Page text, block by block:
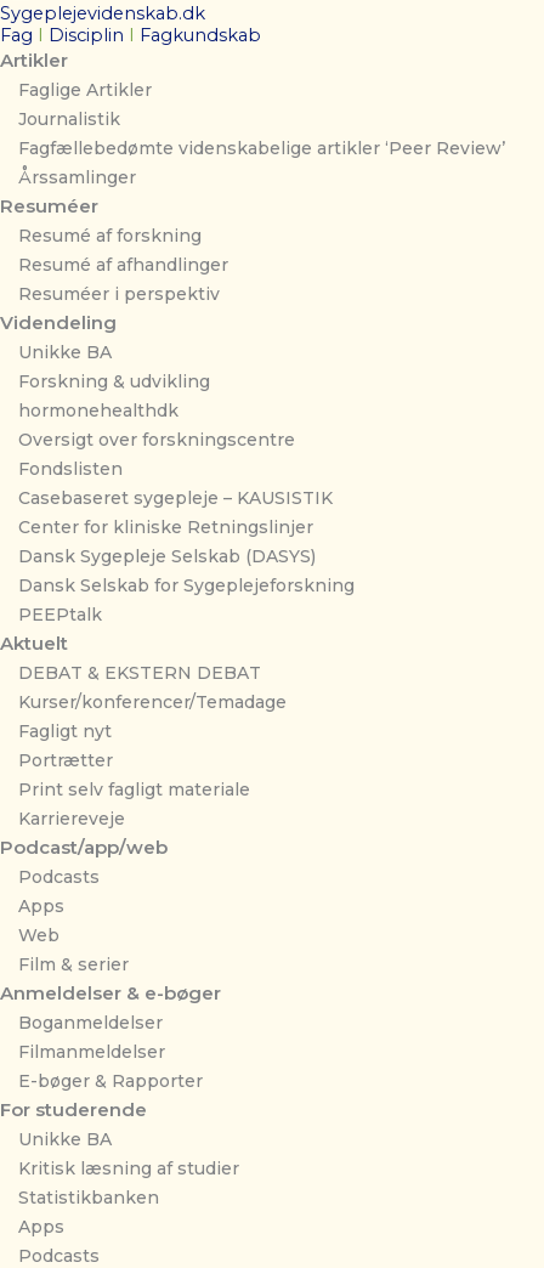
Sygeplejevidenskab.dk
Fag I Disciplin I Fagkundskab
Artikler
Faglige Artikler
Journalistik
Fagfællebedømte videnskabelige artikler ‘Peer Review’
Årssamlinger
Resuméer
Resumé af forskning
Resumé af afhandlinger
Resuméer i perspektiv
Videndeling
Unikke BA
Forskning & udvikling
hormonehealthdk
Oversigt over forskningscentre
Fondslisten
Casebaseret sygepleje – KAUSISTIK
Center for kliniske Retningslinjer
Dansk Sygepleje Selskab (DASYS)
Dansk Selskab for Sygeplejeforskning
PEEPtalk
Aktuelt
DEBAT & EKSTERN DEBAT
Kurser/konferencer/Temadage
Fagligt nyt
Portrætter
Print selv fagligt materiale
Karriereveje
Podcast/app/web
Podcasts
Apps
Web
Film & serier
Anmeldelser & e-bøger
Boganmeldelser
Filmanmeldelser
E-bøger & Rapporter
For studerende
Unikke BA
Kritisk læsning af studier
Statistikbanken
Apps
Podcasts